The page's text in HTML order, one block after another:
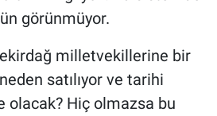
görünmüyor.
milletvekillerine bir
satılıyor ve tarihi
olacak? Hiç olmazsa bu